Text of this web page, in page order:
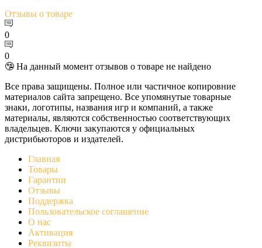
Отзывы о товаре
0
0
🤥 На данный момент отзывов о товаре не найдено
Все права защищены. Полное или частичное копировние
материалов сайта запрещено. Все упомянутые товарные
знаки, логотипы, названия игр и компаний, а также
материалы, являются собственностью соответствующих
владельцев. Ключи закупаются у официальных
дистрибьюторов и издателей.
Главная
Товары
Гарантии
Отзывы
Поддержка
Пользовательское соглашение
О нас
Активация
Реквизиты